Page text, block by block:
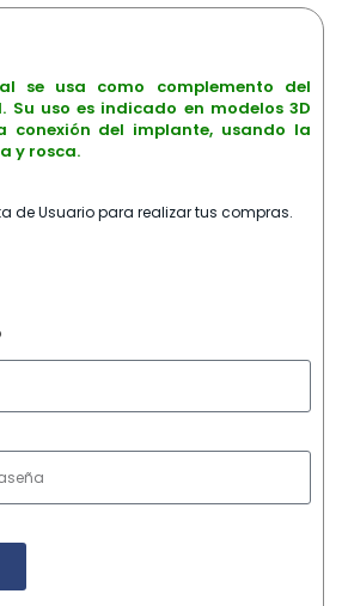
se usa como complemento del
Su uso es indicado en modelos 3D
conexión del implante, usando la
y rosca.
de Usuario para realizar tus compras.